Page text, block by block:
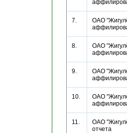
7.
ОАО
8.
ОАО
9.
ОАО
10.
ОАО
11.
ОАО
отчета